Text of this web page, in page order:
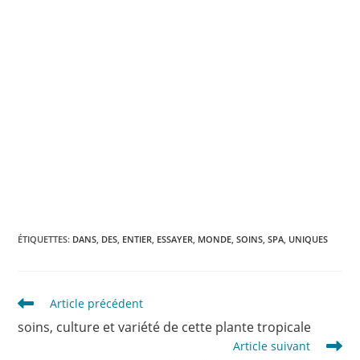
ÉTIQUETTES: DANS, DES, ENTIER, ESSAYER, MONDE, SOINS, SPA, UNIQUES
Read
articles
Article précédent
soins, culture et variété de cette plante tropicale
Article suivant